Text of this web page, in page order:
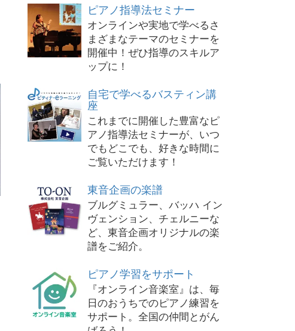
ピアノ指導法セミナー
オンラインや実地で学べるさ
まざまなテーマのセミナーを
開催中！ぜひ指導のスキルア
ップに！
自宅で学べるバスティン講
座
これまでに開催した豊富なピ
アノ指導法セミナーが、いつ
でもどこでも、好きな時間に
ご覧いただけます！
東音企画の楽譜
ブルグミュラー、バッハ イン
ヴェンション、チェルニーな
ど、東音企画オリジナルの楽
譜をご紹介。
ピアノ学習をサポート
『オンライン音楽室』は、毎
日のおうちでのピアノ練習を
サポート。全国の仲間とがん